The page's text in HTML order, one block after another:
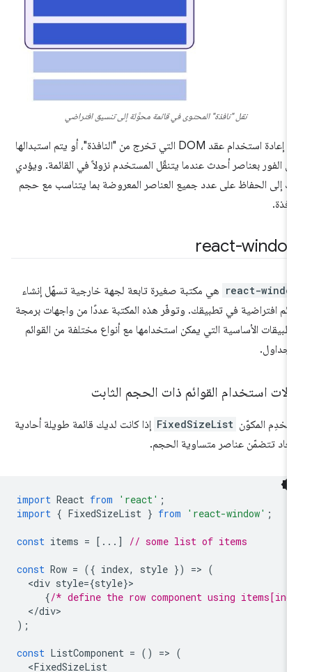
نقل "نافذة" المحتوى في قائمة محوَّلة إلى تنسيق افتراضي
تتم إعادة استخدام عقد DOM التي تخرج من "النافذة"، أو يتم استبدالها
الفور بعناصر أحدث عندما يتنقّل المستخدم نزولاً في القائمة. ويؤدي
إلى الحفاظ على عدد جميع العناصر المعروضة بما يتناسب مع حجم
react-
react- هي مكتبة صغيرة تابعة لجهة خارجية تسهّل إنشاء
افتراضية في تطبيقك. وتوفّر هذه المكتبة عددًا من واجهات برمجة
الأساسية التي يمكن استخدامها مع أنواع مختلفة من القوائم
استخدام القوائم ذات الحجم الثابت
المكوّن FixedSizeList إذا كانت لديك قائمة طويلة أحادية
تتضمّن عناصر متساوية الحجم.
import React from 'react'
import
{ FixedSizeList } from 'react-window'
const items = [...] // some list of items
const Row = ({ index, style }) =
< div style={style
/* define the row component using
</div
const ListComponent = () =
<FixedSizeList